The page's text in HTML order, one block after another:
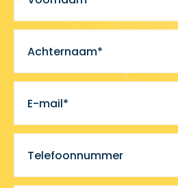
Achternaam*
E-mail*
Telefoonnummer